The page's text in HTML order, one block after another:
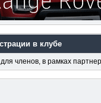
в клубе
членов, в рамках